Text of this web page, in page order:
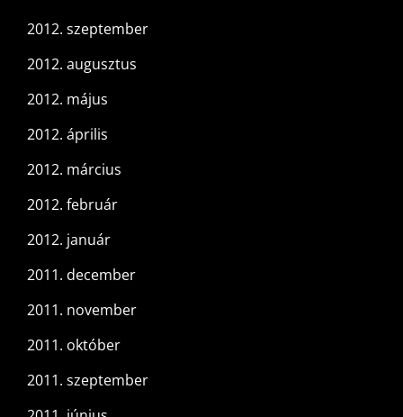
2012. szeptember
2012. augusztus
2012. május
2012. április
2012. március
2012. február
2012. január
2011. december
2011. november
2011. október
2011. szeptember